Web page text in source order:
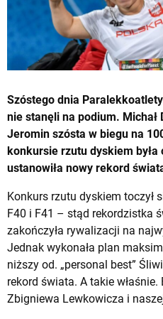
Szóstego dnia
nie stanęli na podium. Michał
Jeromin szósta w biegu na
konkursie rzutu dyskiem była
ustanowiła nowy rekord
Konkurs rzutu dyskiem toczył
F40 i F41 – stąd rekordzistka
zakończyła rywalizacji na
Jednak wykonała plan
niższy od. „personal best”
rekord świata. A takie właśnie.
Zbigniewa Lewkowicza i